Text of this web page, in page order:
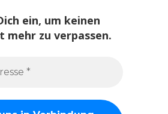
ein, um keinen
mehr zu verpassen.